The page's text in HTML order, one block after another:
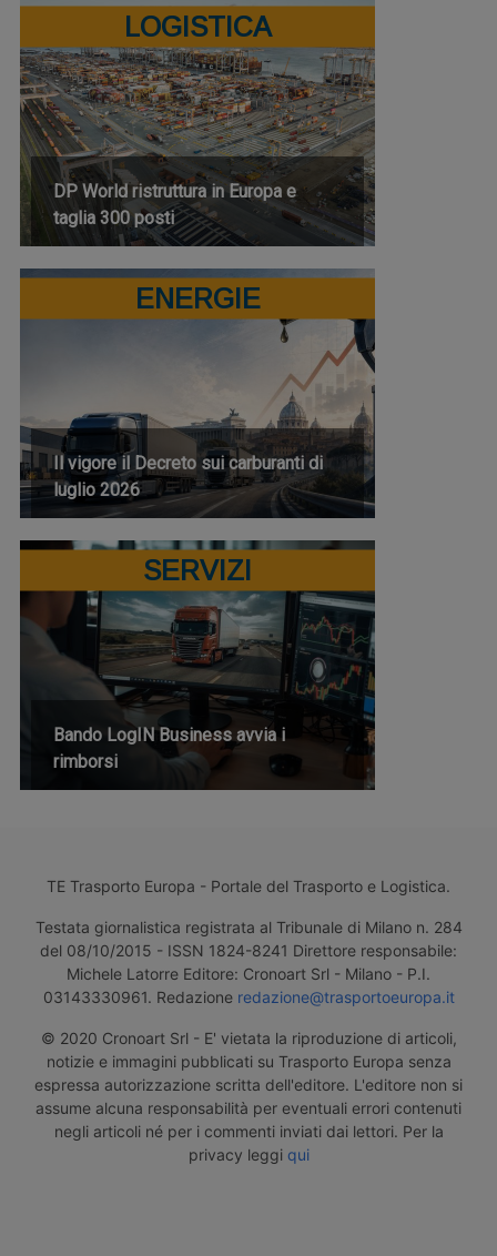
LOGISTICA
DP World ristruttura in Europa e
taglia 300 posti
ENERGIE
Il vigore il Decreto sui carburanti di
luglio 2026
SERVIZI
Bando LogIN Business avvia i
rimborsi
TE Trasporto Europa - Portale del Trasporto e Logistica.
Testata giornalistica registrata al Tribunale di Milano n. 284
del 08/10/2015 - ISSN 1824-8241 Direttore responsabile:
Michele Latorre Editore: Cronoart Srl - Milano - P.I.
03143330961. Redazione redazione@trasportoeuropa.it
© 2020 Cronoart Srl - E' vietata la riproduzione di articoli,
notizie e immagini pubblicati su Trasporto Europa senza
espressa autorizzazione scritta dell'editore. L'editore non si
assume alcuna responsabilità per eventuali errori contenuti
negli articoli né per i commenti inviati dai lettori. Per la
privacy leggi qui